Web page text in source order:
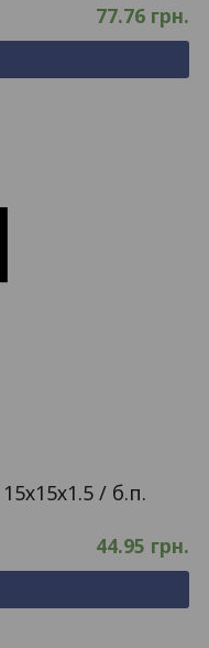
77.76 грн.
/ б.п.
44.95 грн.